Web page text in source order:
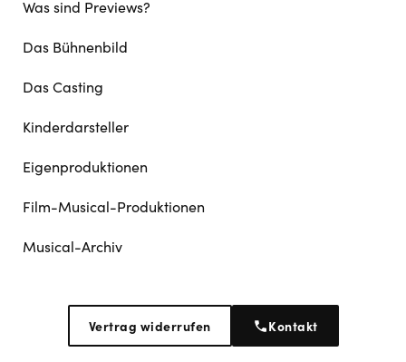
Was sind Previews?
Das Bühnenbild
Das Casting
Kinderdarsteller
Eigenproduktionen
Film-Musical-Produktionen
Musical-Archiv
Vertrag widerrufen Kontakt